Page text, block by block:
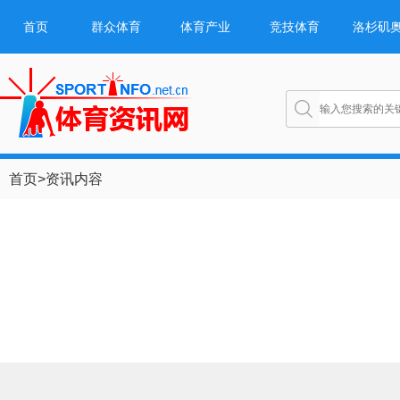
首页 群众体育 体育产业 竞技体育 洛杉矶
首页>资讯内容